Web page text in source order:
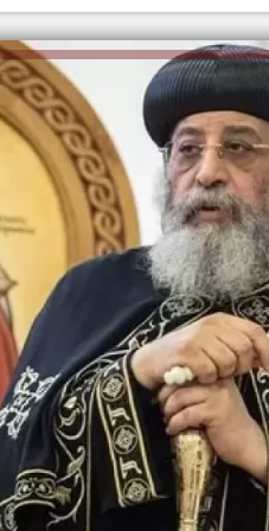
الكاتبة إلهام شرشر تهنئ الرئيس
السيسي بعيد ميلاده وتُشيد بجهوده
في بناء الدولة